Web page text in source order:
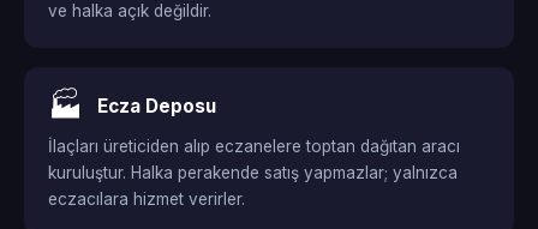
ve halka açık değildir.
🏭 Ecza Deposu
İlaçları üreticiden alıp eczanelere toptan dağıtan aracı
kuruluştur. Halka perakende satış yapmazlar; yalnızca
eczacılara hizmet verirler.